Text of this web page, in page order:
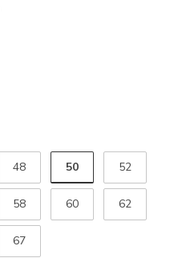
48 50 52
58 60 62
67